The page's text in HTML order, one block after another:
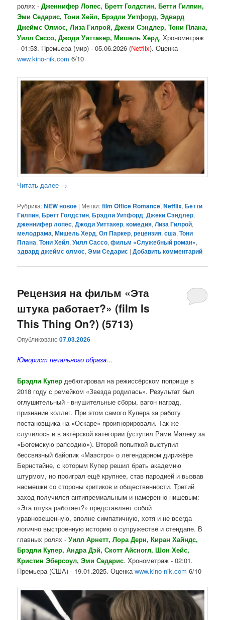
ролях -Дженнифер Лопес, Бретт Голдстин, Бетти Гилпин,
Эми Седарис, Тони Хейл, Брэдли Уитфорд, Эдвард
Джеймс Олмос, Лиза Гилрой, Джеки Сэндлер, Тони Плана,
Уилл Сассо, Джоди Уиттакер, Мишель Херд. Хронометраж
- 01:53. Премьера (мир) - 05.06.2026 (Netflix). Оценка
www.kino-nik.com 6/10
Читать далее →
Рубрика:NEW новое | Метки:film Office Romance,Netflix,Бетти
Гилпин,Бретт Голдстин,Брэдли Уитфорд,Джеки Сэндлер,
дженнифер лопес,Джоди Уиттакер,комедия,Лиза Гилрой,
мелодрама,Мишель Херд,Ол Паркер,рецензия,сша,Тони
Плана,Тони Хейл,Уилл Сассо,фильм «Служебный роман»,
эдвард джеймс олмос,Эми Седарис |Добавить комментарий
Рецензия на фильм «Эта
штука работает?» (film Is
This Thing On?) (5713)
Опубликовано07.03.2026
Юморист печального образа…
Брэдли Купер дебютировал на режиссёрском поприще в
2018 году с ремейком «Звезда родилась». Результат был
оглушительный - внушительные сборы, вагон наград,
признание коллег. При этом самого Купера за работу
постановщика на «Оскаре» проигнорировали. Так же
случилось и в актёрской категории (уступил Рами Малеку за
«Богемскую рапсодию»). Второй попыткой выступил
бессвязный байопик «Маэстро» о легендарном дирижёре
Бернстайне, с которым Купер решил брать академию
штурмом, но проиграл ещё крупнее, став пародией и вызвав
насмешки со стороны критиков и общественности. Третий
заход получился антипремиальным и намеренно нишевым:
«Эта штука работает?» представляет собой
уравновешенную, вполне симпатичную, хотя и не всегда
логично выстроенную историю о супружестве и стендапе. В
главных ролях -Уилл Арнетт, Лора Дерн, Киран Хайндс,
Брэдли Купер, Андра Дэй, Скотт Айсногл, Шон Хейс,
Кристин Эберсоул, Эми Седарис. Хронометраж - 02:01.
Премьера (США) - 19.01.2025. Оценкаwww.kino-nik.com 6/10